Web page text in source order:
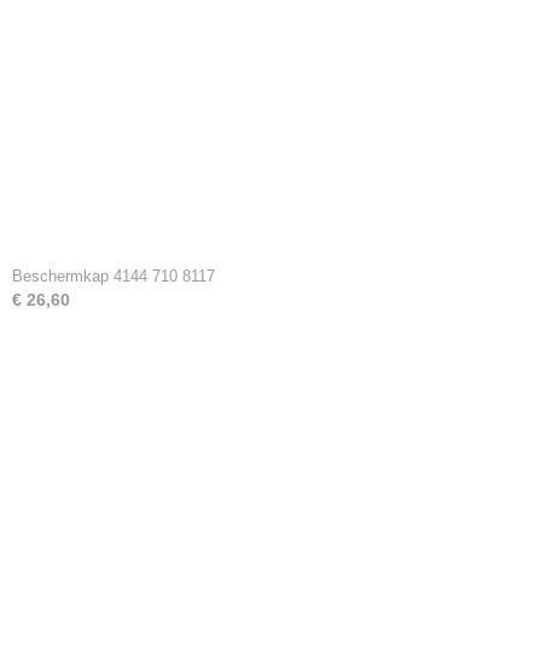
Beschermkap 4144 710 8117
€ 26,60